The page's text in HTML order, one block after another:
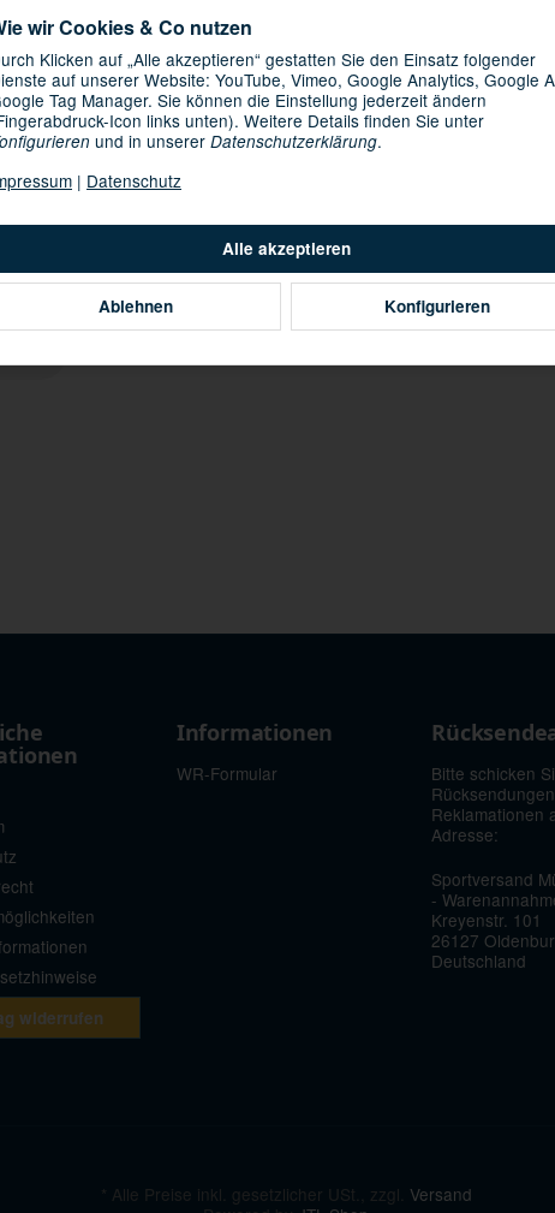
Informationen zur
Hersteller/EU
Artikel zurzeit vergriffen
Momentan nicht verfügbar
widerrufen
Informationen
WR-Formular
Bitte schicken
Reklamationen
Adresse:
Sportversand
-
Kreyenstr. 101
26127
Deutschland
* Alle Preise inkl. gesetzlicher USt., zzgl. Versand
Alle akzeptieren
Ablehnen Konfigurieren
wir Cookies & Co nutzen
Klicken auf „Alle akzeptieren“ gestatten Sie den Einsatz folgender
auf unserer Website: YouTube, Vimeo, Google Analytics, Google
Tag Manager. Sie können die Einstellung jederzeit ändern
Icon links unten). Weitere Details finden Sie unter
und in unserer Datenschutzerklärung.
| Datenschutz